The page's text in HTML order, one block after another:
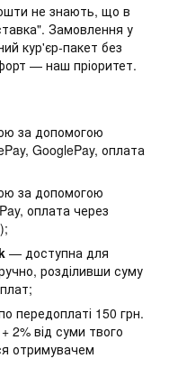
не знають, що в
Замовлення у
кур'єр-пакет без
— наш пріоритет.
за допомогою
GooglePay, оплата
за допомогою
оплата через
— доступна для
розділивши суму
передоплаті 150 грн.
2% від суми твого
отримувачем